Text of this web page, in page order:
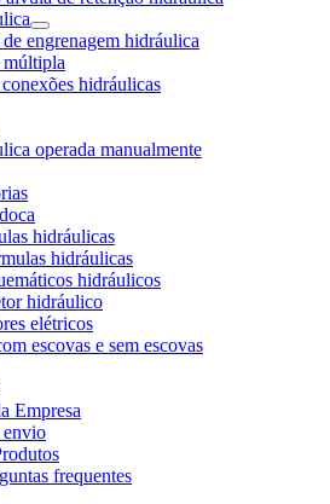
engrenagem hidráulica
hidráulicas
operada manualmente
hidráulicas
hidráulicas
hidráulicos
hidráulico
elétricos
escovas e sem escovas
Empresa
envio
frequentes